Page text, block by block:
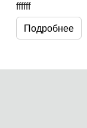
ffffff
Подробнее